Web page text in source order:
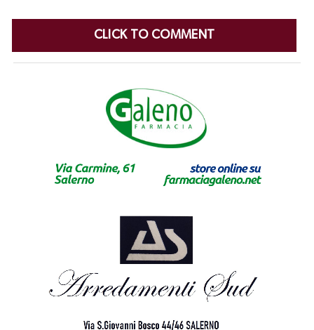
CLICK TO COMMENT